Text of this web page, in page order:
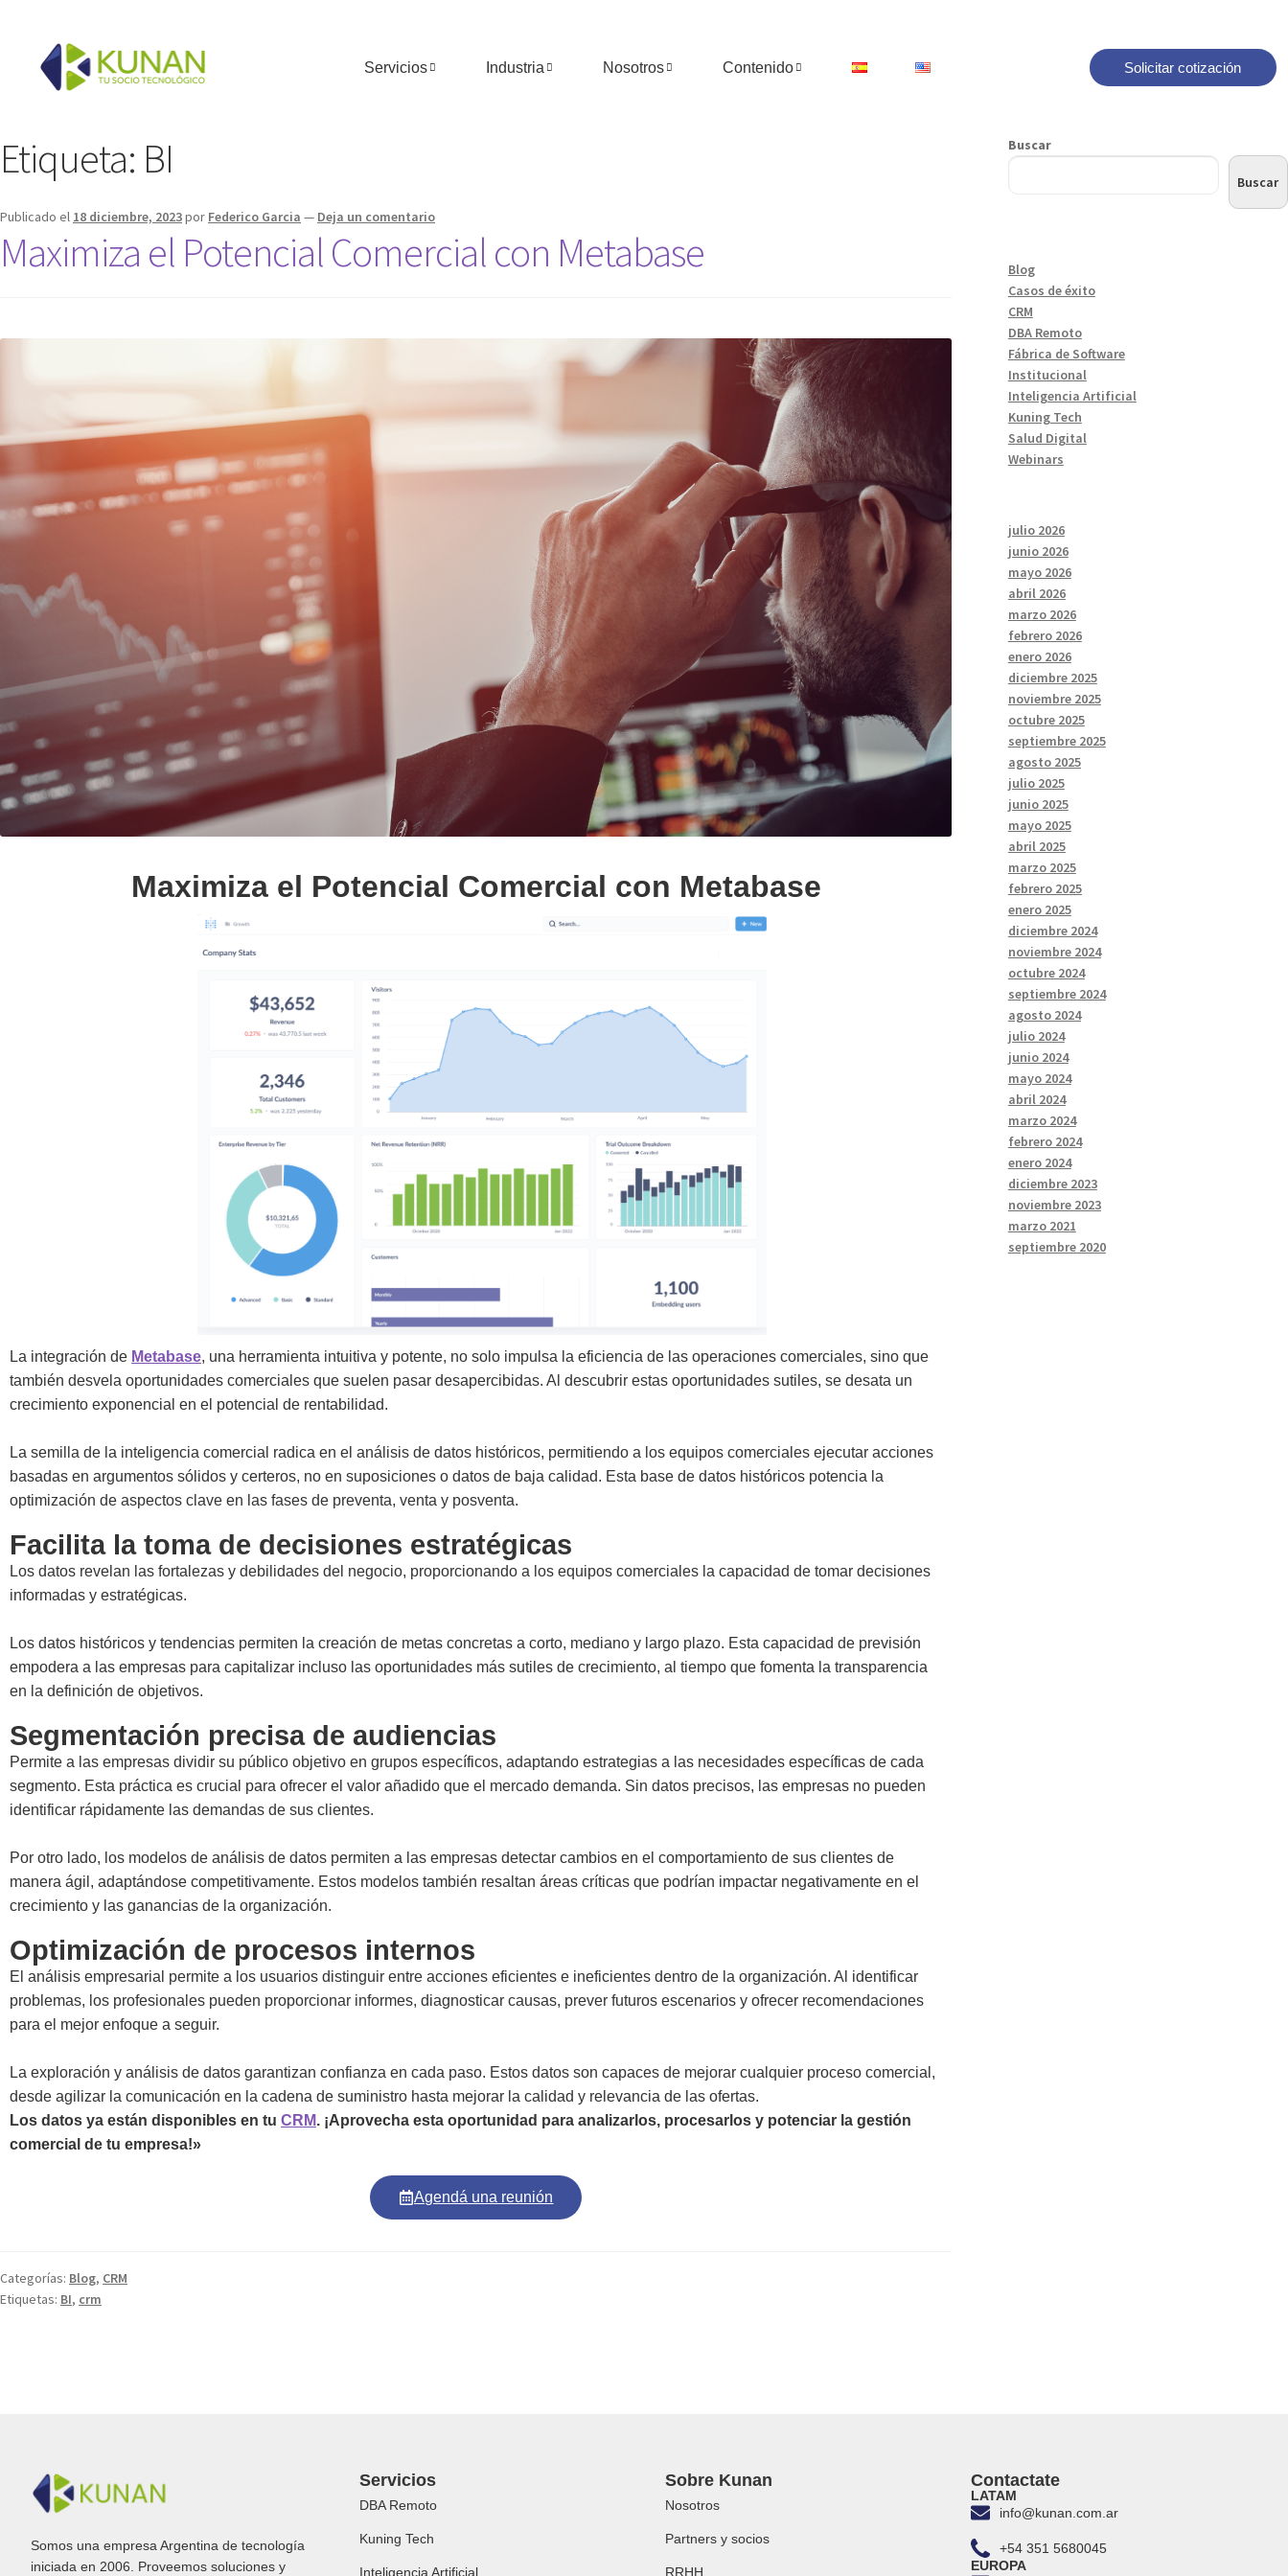
Servicios Industria Nosotros Contenido Solicitar cotización
Etiqueta: BI
Publicado el 18 diciembre, 2023por Federico Garcia — Deja un comentario
Maximiza el Potencial Comercial con Metabase​
Maximiza el Potencial Comercial con Metabase
La integración de Metabase, una herramienta intuitiva y potente, no solo impulsa la eficiencia de las operaciones comerciales, sino que
también desvela oportunidades comerciales que suelen pasar desapercibidas. Al descubrir estas oportunidades sutiles, se desata un
crecimiento exponencial en el potencial de rentabilidad.
La semilla de la inteligencia comercial radica en el análisis de datos históricos, permitiendo a los equipos comerciales ejecutar acciones
basadas en argumentos sólidos y certeros, no en suposiciones o datos de baja calidad. Esta base de datos históricos potencia la
optimización de aspectos clave en las fases de preventa, venta y posventa.
Facilita la toma de decisiones estratégicas
Los datos revelan las fortalezas y debilidades del negocio, proporcionando a los equipos comerciales la capacidad de tomar decisiones
informadas y estratégicas.
Los datos históricos y tendencias permiten la creación de metas concretas a corto, mediano y largo plazo. Esta capacidad de previsión
empodera a las empresas para capitalizar incluso las oportunidades más sutiles de crecimiento, al tiempo que fomenta la transparencia
en la definición de objetivos.
Segmentación precisa de audiencias
Permite a las empresas dividir su público objetivo en grupos específicos, adaptando estrategias a las necesidades específicas de cada
segmento. Esta práctica es crucial para ofrecer el valor añadido que el mercado demanda. Sin datos precisos, las empresas no pueden
identificar rápidamente las demandas de sus clientes.
Por otro lado, los modelos de análisis de datos permiten a las empresas detectar cambios en el comportamiento de sus clientes de
manera ágil, adaptándose competitivamente. Estos modelos también resaltan áreas críticas que podrían impactar negativamente en el
crecimiento y las ganancias de la organización.
Optimización de procesos internos
El análisis empresarial permite a los usuarios distinguir entre acciones eficientes e ineficientes dentro de la organización. Al identificar
problemas, los profesionales pueden proporcionar informes, diagnosticar causas, prever futuros escenarios y ofrecer recomendaciones
para el mejor enfoque a seguir.
La exploración y análisis de datos garantizan confianza en cada paso. Estos datos son capaces de mejorar cualquier proceso comercial,
desde agilizar la comunicación en la cadena de suministro hasta mejorar la calidad y relevancia de las ofertas.
Los datos ya están disponibles en tu CRM. ¡Aprovecha esta oportunidad para analizarlos, procesarlos y potenciar la gestión
comercial de tu empresa!»
Agendá una reunión
Categorías: Blog, CRM
Etiquetas: BI, crm
Buscar
Buscar
Blog
Casos de éxito
CRM
DBA Remoto
Fábrica de Software
Institucional
Inteligencia Artificial
Kuning Tech
Salud Digital
Webinars
julio 2026
junio 2026
mayo 2026
abril 2026
marzo 2026
febrero 2026
enero 2026
diciembre 2025
noviembre 2025
octubre 2025
septiembre 2025
agosto 2025
julio 2025
junio 2025
mayo 2025
abril 2025
marzo 2025
febrero 2025
enero 2025
diciembre 2024
noviembre 2024
octubre 2024
septiembre 2024
agosto 2024
julio 2024
junio 2024
mayo 2024
abril 2024
marzo 2024
febrero 2024
enero 2024
diciembre 2023
noviembre 2023
marzo 2021
septiembre 2020
Somos una empresa Argentina de tecnología
iniciada en 2006. Proveemos soluciones y
Servicios
DBA Remoto
Kuning Tech
Inteligencia Artificial
Sobre Kunan
Nosotros
Partners y socios
RRHH
Contactate
LATAM
info@kunan.com.ar
+54 351 5680045
EUROPA